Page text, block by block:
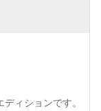
ィションです。